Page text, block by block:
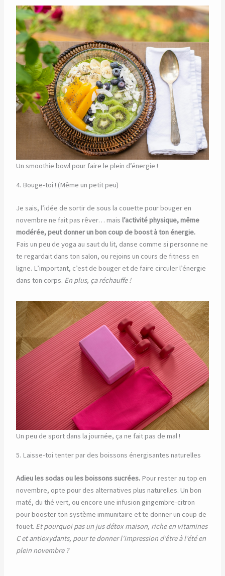
Un smoothie bowl pour faire le plein d’énergie !
4. Bouge-toi ! (Même un petit peu)
Je sais, l’idée de sortir de sous la couette pour bouger en
novembre ne fait pas rêver… mais l’activité physique, même
modérée, peut donner un bon coup de boost à ton énergie.
Fais un peu de yoga au saut du lit, danse comme si personne ne
te regardait dans ton salon, ou rejoins un cours de fitness en
ligne. L’important, c’est de bouger et de faire circuler l’énergie
dans ton corps. En plus, ça réchauffe !
Un peu de sport dans la journée, ça ne fait pas de mal !
5. Laisse-toi tenter par des boissons énergisantes naturelles
Adieu les sodas ou les boissons sucrées. Pour rester au top en
novembre, opte pour des alternatives plus naturelles. Un bon
maté, du thé vert, ou encore une infusion gingembre-citron
pour booster ton système immunitaire et te donner un coup de
fouet. Et pourquoi pas un jus détox maison, riche en vitamines
C et antioxydants, pour te donner l’impression d’être à l’été en
plein novembre ?